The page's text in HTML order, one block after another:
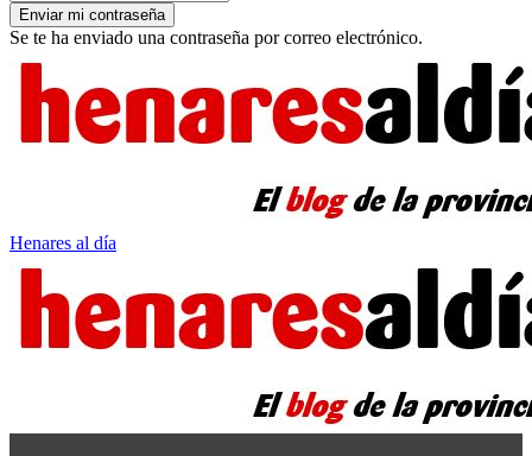
Se te ha enviado una contraseña por correo electrónico.
Henares al día